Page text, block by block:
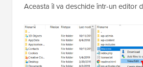
Aceasta îl va deschide într-un editor